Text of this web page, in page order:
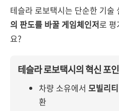
테슬라 로보택시는 단순한 기술
의 판도를 바꿀 게임체인저로 평
요?
테슬라 로보택시의 혁신 포
차량 소유에서 모빌리
환